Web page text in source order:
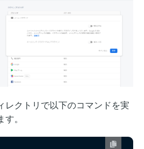
レクトリで以下のコマンドを実
。